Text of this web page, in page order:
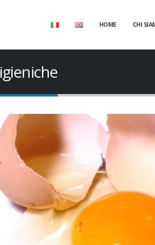
HOME CHI